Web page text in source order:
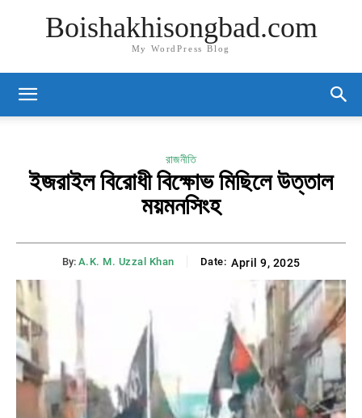
Boishakhisongbad.com
My WordPress Blog
রাজনীতি
ইজরাইল বিরোধী বিক্ষোভ মিছিলে উত্তাল
ময়মনসিংহ
By: A.K. M. Uzzal Khan Date: April 9, 2025